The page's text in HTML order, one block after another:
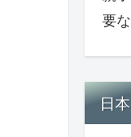
要
日